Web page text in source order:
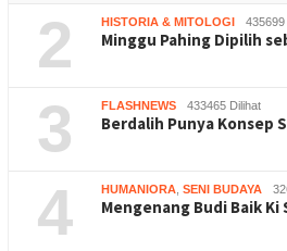
2 HISTORIA & MITOLOGI 435699
Minggu Pahing Dipilih
3 FLASHNEWS 433465 Dilihat
Berdalih Punya Konsep
4 HUMANIORA SENI BUDAYA
Mengenang Budi Baik